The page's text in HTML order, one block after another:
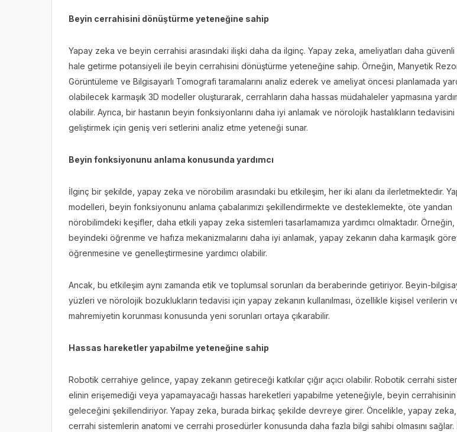
Beyin cerrahisini dönüştürme yeteneğine sahip
Yapay zeka ve beyin cerrahisi arasındaki ilişki daha da ilginç. Yapay zeka, ameliyatları daha
hale getirme potansiyeli ile beyin cerrahisini dönüştürme yeteneğine sahip. Örneğin, Manyetik
Görüntüleme ve Bilgisayarlı Tomografi taramalarını analiz ederek ve ameliyat öncesi planlamada
olabilecek karmaşık 3D modeller oluşturarak, cerrahların daha hassas müdahaleler yapmasına
olabilir. Ayrıca, bir hastanın beyin fonksiyonlarını daha iyi anlamak ve nörolojik hastalıkların tedavisini
geliştirmek için geniş veri setlerini analiz etme yeteneği sunar.
Beyin fonksiyonunu anlama konusunda yardımcı
İlginç bir şekilde, yapay zeka ve nörobilim arasındaki bu etkileşim, her iki alanı da ilerletmektedir.
modelleri, beyin fonksiyonunu anlama çabalarımızı şekillendirmekte ve desteklemekte, öte yandan
nörobilimdeki keşifler, daha etkili yapay zeka sistemleri tasarlamamıza yardımcı olmaktadır. Örneğin,
beyindeki öğrenme ve hafıza mekanizmalarını daha iyi anlamak, yapay zekanın daha karmaşık
öğrenmesine ve genelleştirmesine yardımcı olabilir.
Ancak, bu etkileşim aynı zamanda etik ve toplumsal sorunları da beraberinde getiriyor. Beyin-
yüzleri ve nörolojik bozuklukların tedavisi için yapay zekanın kullanılması, özellikle kişisel verilerin
mahremiyetin korunması konusunda yeni sorunları ortaya çıkarabilir.
Hassas hareketler yapabilme yeteneğine sahip
Robotik cerrahiye gelince, yapay zekanın getireceği katkılar çığır açıcı olabilir. Robotik cerrahi
elinin erişemediği veya yapamayacağı hassas hareketleri yapabilme yeteneğiyle, beyin cerrahisinin
geleceğini şekillendiriyor. Yapay zeka, burada birkaç şekilde devreye girer. Öncelikle, yapay
cerrahi sistemlerin anatomi ve cerrahi prosedürler konusunda daha fazla bilgi sahibi olmasını sağlar.